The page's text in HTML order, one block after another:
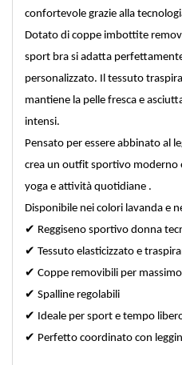
confortevole grazie alla
Dotato di coppe imbottite
sport bra si adatta
personalizzato. Il tessuto
mantiene la pelle fresca e
intensi.
Pensato per essere abbinato al
crea un outfit sportivo moderno
yoga e attività quotidiane .
Disponibile nei colori lavanda e
✔ Reggiseno sportivo donna
✔ Tessuto elasticizzato e
✔ Coppe removibili per
✔ Spalline regolabili
✔ Ideale per sport e tempo
✔ Perfetto coordinato con